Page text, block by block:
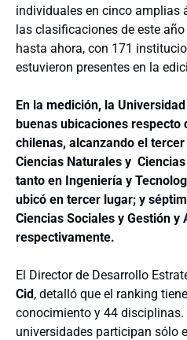
individuales en cinco amplias
las clasificaciones de este
hasta ahora, con 171
estuvieron presentes en la
En la medición, la
buenas ubicaciones respecto
chilenas, alcanzando el
Ciencias Naturales y
tanto en Ingeniería y
ubicó en tercer lugar; y
Ciencias Sociales y Gestión y
respectivamente.
El Director de Desarrollo
Cid, detalló que el ranking
conocimiento y 44
universidades participan sólo